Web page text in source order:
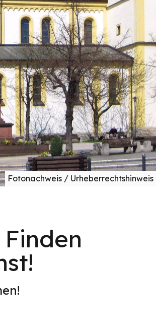
Fotonachweis / Urheberrechtshinweis